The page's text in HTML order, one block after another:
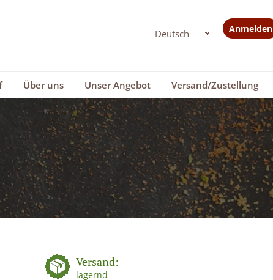
Anmelden
Über uns Unser Angebot Versand/Zustellung
Versand:
lagernd